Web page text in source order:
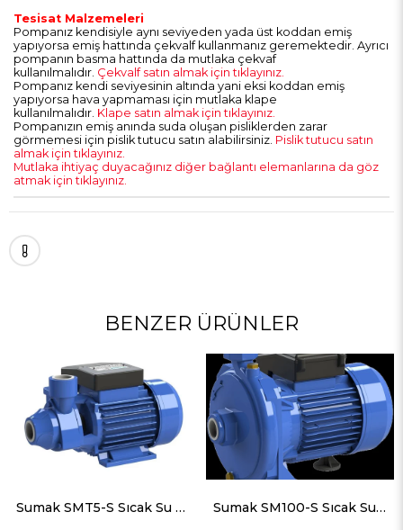
Tesisat Malzemeleri
Pompanız kendisiyle aynı seviyeden yada üst koddan emiş
yapıyorsa emiş hattında çekvalf kullanmanız geremektedir. Ayrıcı
pompanın basma hattında da mutlaka çekvaf
kullanılmalıdır. Çekvalf satın almak için tıklayınız.
Pompanız kendi seviyesinin altında yani eksi koddan emiş
yapıyorsa hava yapmaması için mutlaka klape
kullanılmalıdır. Klape satın almak için tıklayınız.
Pompanızın emiş anında suda oluşan pisliklerden zarar
görmemesi için pislik tutucu satın alabilirsiniz. Pislik tutucu satın
almak için tıklayınız.
Mutlaka ihtiyaç duyacağınız diğer bağlantı elemanlarına da göz
atmak için tıklayınız.
BENZER ÜRÜNLER
Sumak SMT5-S Sıcak Su Preferikal Pompa 90°C Trifaze (380V) 0.5HP Sumak SM100-S Sıcak Su Santrifüj Pompa 90°C Monofaze (220V) 1HP